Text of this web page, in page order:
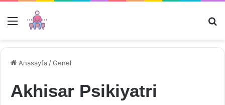
Menü
Anasayfa /Genel
Akhisar Psikiyatri